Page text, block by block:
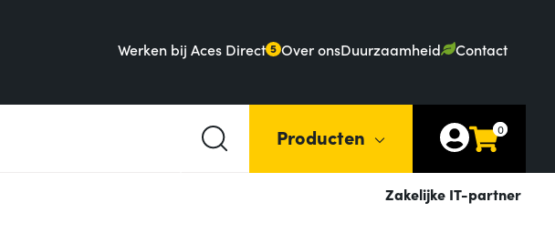
Werken bij Aces Direct 5 Over onsDuurzaamheid Contact
Producten 0
Zakelijke IT-partner